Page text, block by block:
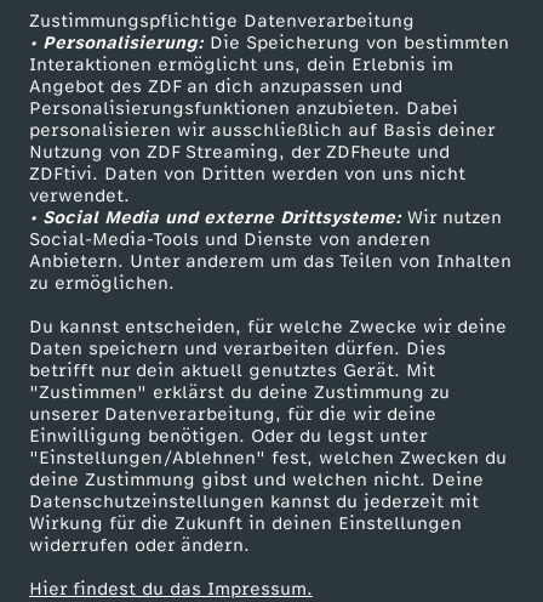
Zustimmungspflichtige Datenverarbeitung
• Personalisierung:Die Speicherung von bestimmten
Interaktionen ermöglicht uns, dein Erlebnis im
Angebot des ZDF an dich anzupassen und
Personalisierungsfunktionen anzubieten. Dabei
personalisieren wir ausschließlich auf Basis deiner
Nutzung von ZDF Streaming, der ZDFheute und
ZDFtivi. Daten von Dritten werden von uns nicht
verwendet.
• Social Media und externe Drittsysteme:Wir nutzen
Social-Media-Tools und Dienste von anderen
Anbietern. Unter anderem um das Teilen von Inhalten
zu ermöglichen.
Du kannst entscheiden, für welche Zwecke wir deine
Daten speichern und verarbeiten dürfen. Dies
betrifft nur dein aktuell genutztes Gerät. Mit
"Zustimmen" erklärst du deine Zustimmung zu
unserer Datenverarbeitung, für die wir deine
Einwilligung benötigen. Oder du legst unter
"Einstellungen/Ablehnen" fest, welchen Zwecken du
deine Zustimmung gibst und welchen nicht. Deine
Datenschutzeinstellungen kannst du jederzeit mit
Wirkung für die Zukunft in deinen Einstellungen
widerrufen oder ändern.
Hier findest du das Impressum.
m
e
r
?
Livestreams
Sendungen A-Z
TV-Programm
Zuschauerservice
Hilfe
ZDF Unternehmen
Karriere
ZDF goes Schule
Werbefernsehen
Mainzelmännchen